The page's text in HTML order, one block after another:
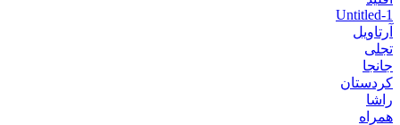
Untitled-1
آرتاویل
تجلی
جانجا
کردستان
راشا
همراه